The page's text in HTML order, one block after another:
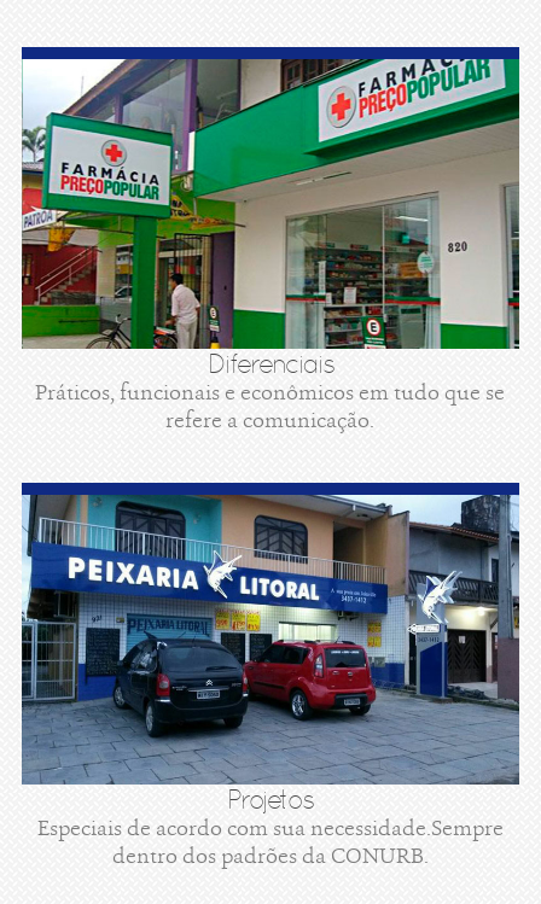
Diferenciais
Práticos, funcionais e econômicos em tudo que se
refere a comunicação.
Projetos
Especiais de acordo com sua necessidade.Sempre
dentro dos padrões da CONURB.